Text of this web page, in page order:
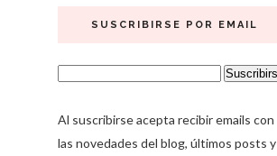
SUSCRIBIRSE POR EMAIL
Al suscribirse acepta recibir emails con
las novedades del blog, últimos posts y